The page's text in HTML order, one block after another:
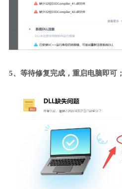
5、等待修复完成，重启电脑即可；